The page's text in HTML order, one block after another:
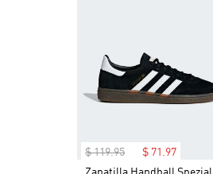
$ 119.95 $ 71 .97